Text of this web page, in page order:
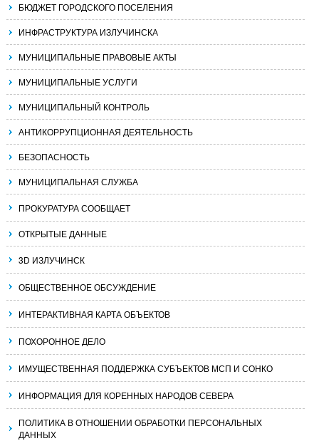
БЮДЖЕТ ГОРОДСКОГО ПОСЕЛЕНИЯ
ИНФРАСТРУКТУРА ИЗЛУЧИНСКА
МУНИЦИПАЛЬНЫЕ ПРАВОВЫЕ АКТЫ
МУНИЦИПАЛЬНЫЕ УСЛУГИ
МУНИЦИПАЛЬНЫЙ КОНТРОЛЬ
АНТИКОРРУПЦИОННАЯ ДЕЯТЕЛЬНОСТЬ
БЕЗОПАСНОСТЬ
МУНИЦИПАЛЬНАЯ СЛУЖБА
ПРОКУРАТУРА СООБЩАЕТ
ОТКРЫТЫЕ ДАННЫЕ
3D ИЗЛУЧИНСК
ОБЩЕСТВЕННОЕ ОБСУЖДЕНИЕ
ИНТЕРАКТИВНАЯ КАРТА ОБЪЕКТОВ
ПОХОРОННОЕ ДЕЛО
ИМУЩЕСТВЕННАЯ ПОДДЕРЖКА СУБЪЕКТОВ МСП И СОНКО
ИНФОРМАЦИЯ ДЛЯ КОРЕННЫХ НАРОДОВ СЕВЕРА
ПОЛИТИКА В ОТНОШЕНИИ ОБРАБОТКИ ПЕРСОНАЛЬНЫХ
ДАННЫХ